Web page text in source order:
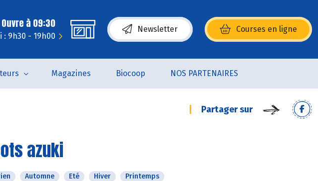
à 09:30
: 9h30 - 19h00
Newsletter Courses en ligne
(s’ouvre dans une nouvelle fenêtre)
Magazines Biocoop NOS PARTENAIRES
Partager sur
azuki
Automne Eté Hiver Printemps